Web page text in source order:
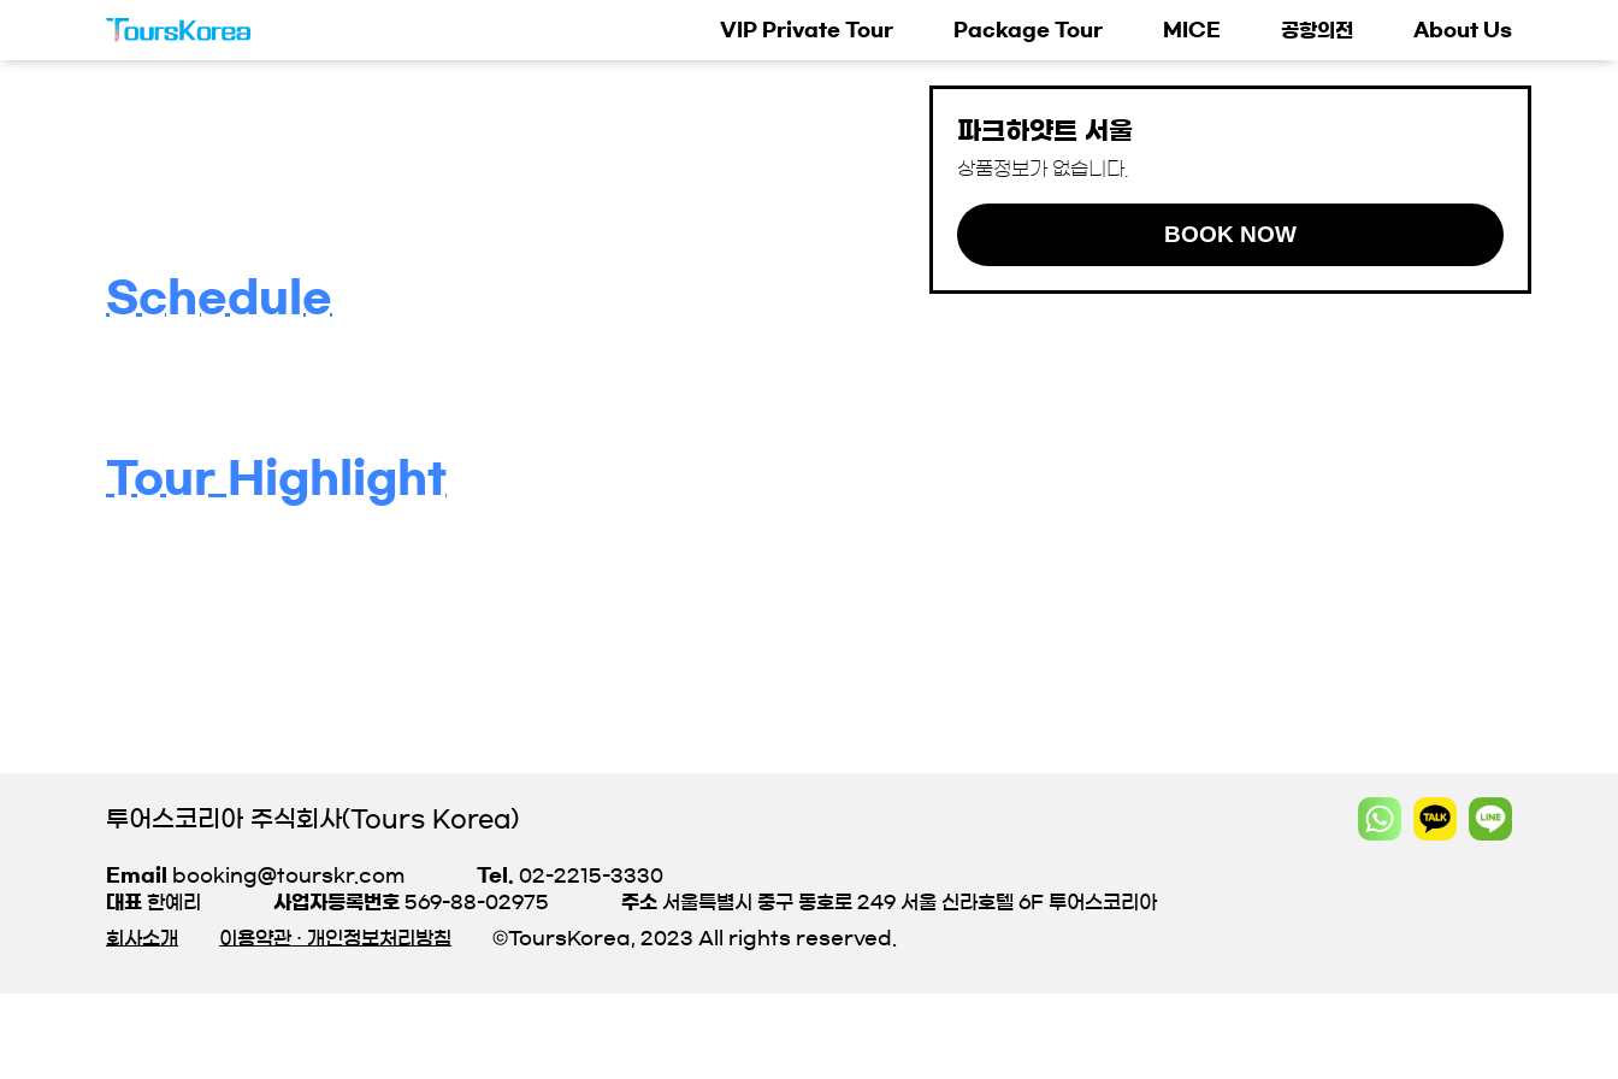
VIP Private Tour Package Tour MICE 공항의전 About Us
파크하얏트 서울
상품정보가 없습니다.
BOOK NOW
Schedule
Tour Highlight
투어스코리아 주식회사(Tours Korea)
Email booking@tourskr.com Tel.
02-2215-3330
대표 한예리 사업자등록번호 569-88-02975 주소 서울특별시 중구 동호로 249 서울 신라호텔 6F 투어스코리아
회사소개
이용약관 · 개인정보처리방침 ©ToursKorea, 2023 All rights reserved.